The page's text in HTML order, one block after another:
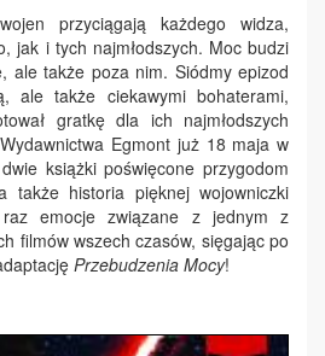
przyciągają każdego widza,
jak i tych najmłodszych. Moc budzi
ale także poza nim. Siódmy epizod
ale także ciekawymi bohaterami,
gratkę dla ich najmłodszych
Wydawnictwa Egmont już 18 maja w
książki poświęcone przygodom
także historia pięknej wojowniczki
emocje związane z jednym z
filmów wszech czasów, sięgając po
Przebudzenia Mocy!